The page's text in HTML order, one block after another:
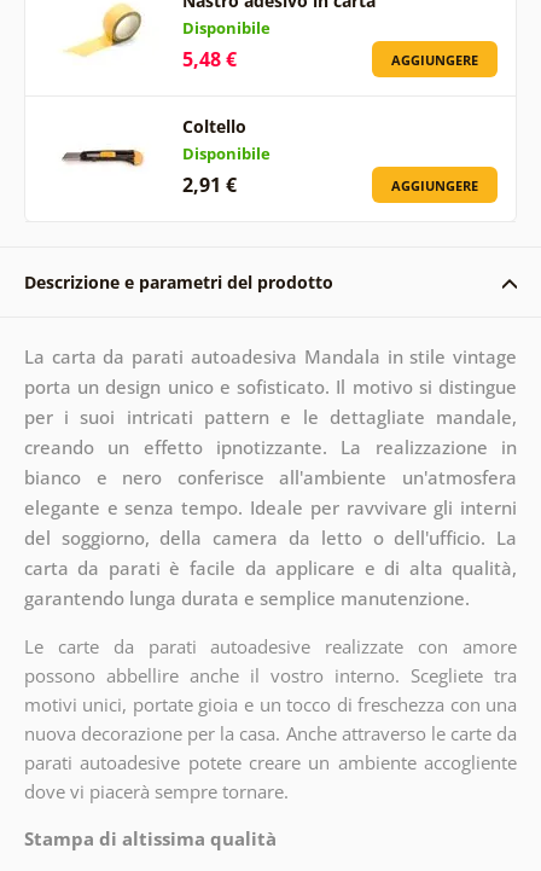
Disponibile
5,48 € AGGIUNGERE
Coltello
Disponibile
2,91 € AGGIUNGERE
Descrizione e parametri del prodotto
La carta da parati autoadesiva Mandala in stile vintage
porta un design unico e sofisticato. Il motivo si distingue
per i suoi intricati pattern e le dettagliate mandale,
creando un effetto ipnotizzante. La realizzazione in
bianco e nero conferisce all'ambiente un'atmosfera
elegante e senza tempo. Ideale per ravvivare gli interni
del soggiorno, della camera da letto o dell'ufficio. La
carta da parati è facile da applicare e di alta qualità,
garantendo lunga durata e semplice manutenzione.
Le carte da parati autoadesive realizzate con amore
possono abbellire anche il vostro interno. Scegliete tra
motivi unici, portate gioia e un tocco di freschezza con una
nuova decorazione per la casa. Anche attraverso le carte da
parati autoadesive potete creare un ambiente accogliente
dove vi piacerà sempre tornare.
Stampa di altissima qualità